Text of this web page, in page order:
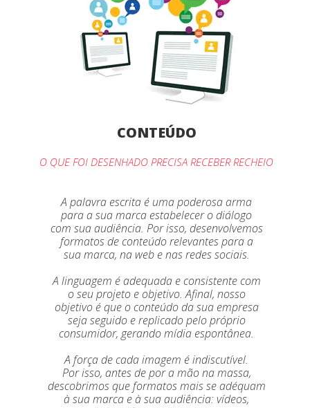
CONTEÚDO
O QUE FOI DESENHADO PRECISA RECEBER RECHEIO
A palavra escrita é uma poderosa arma
para a sua marca estabelecer o diálogo
com sua audiência. Por isso, desenvolvemos
formatos de conteúdo relevantes para a
sua marca, na web e nas redes sociais.
A linguagem é adequada e consistente com
o seu projeto e objetivo. Afinal, nosso
objetivo é que o conteúdo da sua empresa
seja seguido e replicado pelo próprio
consumidor, gerando mídia espontânea.
A força de cada imagem é indiscutível.
Por isso, antes de por a mão na massa,
descobrimos que formatos mais se adéquam
à sua marca e à sua audiência: vídeos,